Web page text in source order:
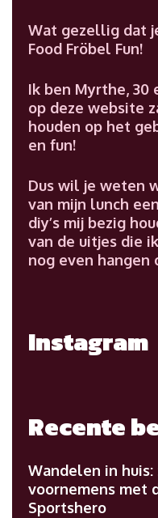
Wat gezellig dat
Food Fröbel Fun!
Ik ben Myrthe, 30
op deze website
houden op het
en fun!
Dus wil je weten
van mijn lunch
diy’s mij bezig
van de uitjes die
nog even hangen
Instagram
Recente
Wandelen in
voornemens met
Sportshero